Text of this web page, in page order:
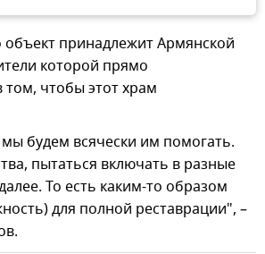
принадлежит Армянской
которой прямо
том, чтобы этот храм
будем всячески им помогать.
пытаться включать в разные
То есть каким-то образом
для полной реставрации", –